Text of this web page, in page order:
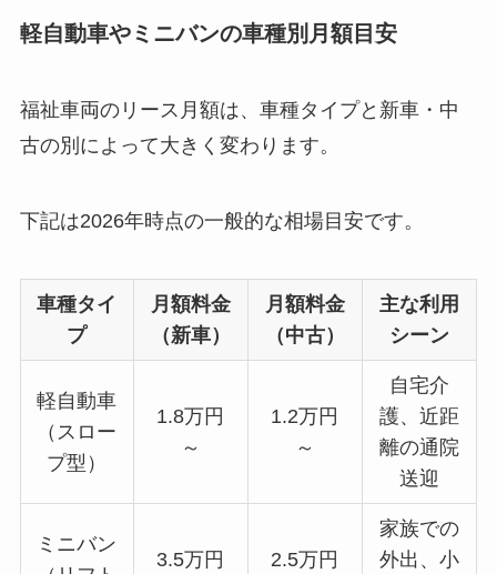
軽自動車やミニバンの車種別月額目安
福祉車両のリース月額は、車種タイプと新車・中
古の別によって大きく変わります。
下記は2026年時点の一般的な相場目安です。
車種タイ
プ
月額料金
（新車）
月額料金
（中古）
主な利用
シーン
軽自動車
（スロー
プ型）
1.8万円
～
1.2万円
～
自宅介
護、近距
離の通院
送迎
ミニバン
3.5万円
2.5万円
家族での
外出、小